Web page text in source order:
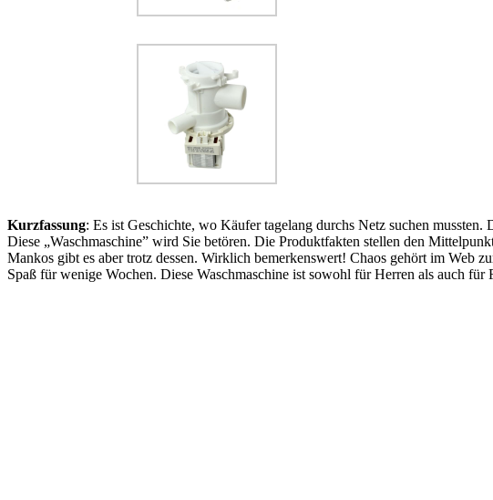
Kurzfassung: Es ist Geschichte, wo Käufer tagelang durchs Netz suchen
Diese „Waschmaschine” wird Sie betören. Die Produktfakten stellen den
Mankos gibt es aber trotz dessen. Wirklich bemerkenswert! Chaos gehört im Web
Spaß für wenige Wochen. Diese Waschmaschine ist sowohl für Herren als auch für